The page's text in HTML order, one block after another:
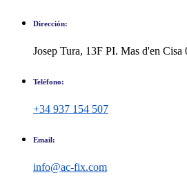
Dirección:
Josep Tura, 13F PI. Mas d'en Cisa
Teléfono:
+34 937 154 507
Email:
info@ac-fix.com